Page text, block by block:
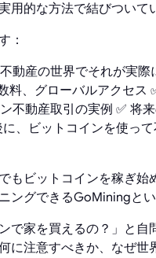
用的な方法で結びついて
：
動産の世界でそれが実
、グローバルアクセス
不動産取引の実例 ✅ 将
、ビットコインを使っ
もビットコインを稼ぎ
ングできるGoMiningと
で家を買えるの？」と
に注意すべきか、なぜ